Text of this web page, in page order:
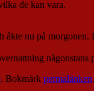
de kan vara.
nu på
någonstans
. Bokmärk permalänken.